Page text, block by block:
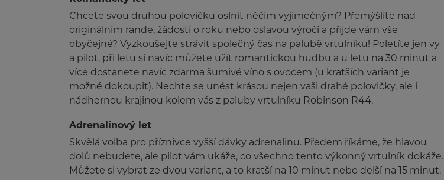
Chcete svou druhou polovičku oslnit něčím vyjímečným? Přemýšlíte nad
originálním rande, žádostí o roku nebo oslavou výročí a přijde vám vše
obyčejné? Vyzkoušejte strávit společný čas na palubě vrtulníku! Poletíte jen vy
a pilot, při letu si navíc můžete užít romantickou hudbu a u letu na 30 minut a
více dostanete navíc zdarma šumivé víno s ovocem (u kratších variant je
možné dokoupit). Nechte se unést krásou nejen vaši drahé polovičky, ale i
nádhernou krajinou kolem vás z paluby vrtulníku Robinson R44.
Adrenalinový let
Skvělá volba pro příznivce vyšší dávky adrenalinu. Předem říkáme, že hlavou
dolů nebudete, ale pilot vám ukáže, co všechno tento výkonný vrtulník dokáže.
Můžete si vybrat ze dvou variant, a to kratší na 10 minut nebo delší na 15 minut.